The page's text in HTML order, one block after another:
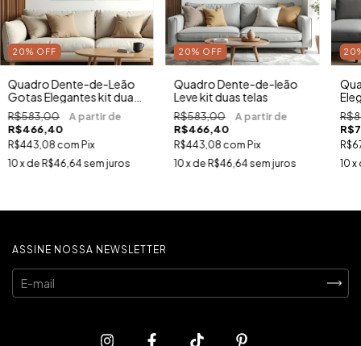
20% OFF
Quadro Dente-de-Leão
Gotas Elegantes kit duas
telas
R$583,00
R$466,40
R$443,08 com Pix
10x de R$46,64 sem juros
20% OFF
Quadro Dente-de-leão
Leve kit duas telas
R$583,00
R$466,40
R$443,08 com Pix
10x de R$46,64 sem juros
20
10 x
ASSINE NOSSA NEWSLETTER